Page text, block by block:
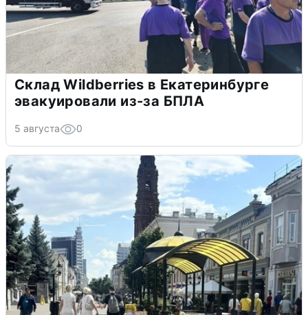
Склад Wildberries в Екатеринбурге
эвакуировали из-за БПЛА
5 августа 0